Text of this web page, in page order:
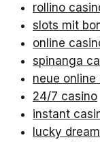
rollino
slots mit
online
spinanga
neue online
24/7 casino
instant
lucky